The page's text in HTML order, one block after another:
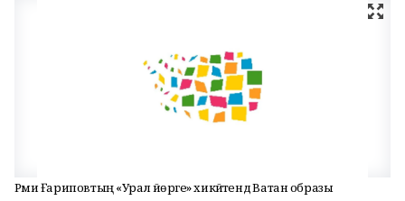
Рәми Ғариповтың «Урал йөрәге» хикәйәтендә Ватан образы